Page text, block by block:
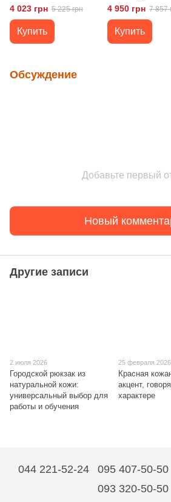
кожаная Черная
4 023 грн 5 225 грн
Купить
Черная
4 950 грн 7 857
Купить
Обсуждение
Добавьте первый
Новый
Другие записи
2 июля 2026
Городской рюкзак из
натуральной кожи:
универсальный выбор для
работы и обучения
25 февраля 2026
Красная
акцент,
характере
044 221-52-24 095 407-50-50
093 320-50-50